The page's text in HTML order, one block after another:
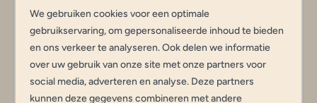
🌱Ruime plek rondom de tent
🪑Compleet gemeubileerd – binnen én buiten
Echte bedden met opgemaakt bedlinnen
Privébadkamer met toilet, douche en wastafel
We gebruiken cookies voor een optimale
gebruikservaring, om gepersonaliseerde inhoud te bieden
en ons verkeer te analyseren. Ook delen we informatie
over uw gebruik van onze site met onze partners voor
social media, adverteren en analyse. Deze partners
kunnen deze gegevens combineren met andere